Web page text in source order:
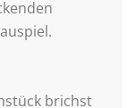
brichst